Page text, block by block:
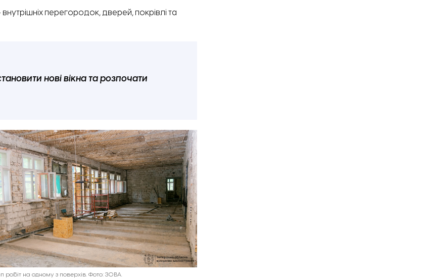
перегородок, дверей, покрівлі та
нові вікна та розпочати
робіт на одному з поверхів. Фото: ЗОВА.